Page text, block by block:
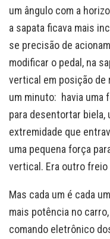
um ângulo com a
a sapata ficava mais
se precisão de
modificar o pedal, na
vertical em posição de
um minuto: havia uma
para desentortar biela,
extremidade que
uma pequena força
vertical. Era outro freio
Mas cada um é cada
mais potência no
comando eletrônico